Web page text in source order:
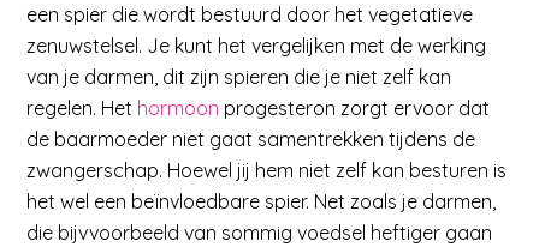
een spier die wordt bestuurd door het vegetatieve
zenuwstelsel. Je kunt het vergelijken met de werking
van je darmen, dit zijn spieren die je niet zelf kan
regelen. Het hormoon progesteron zorgt ervoor dat
de baarmoeder niet gaat samentrekken tijdens de
zwangerschap. Hoewel jij hem niet zelf kan besturen is
het wel een beïnvloedbare spier. Net zoals je darmen,
die bijvvoorbeeld van sommig voedsel heftiger gaan